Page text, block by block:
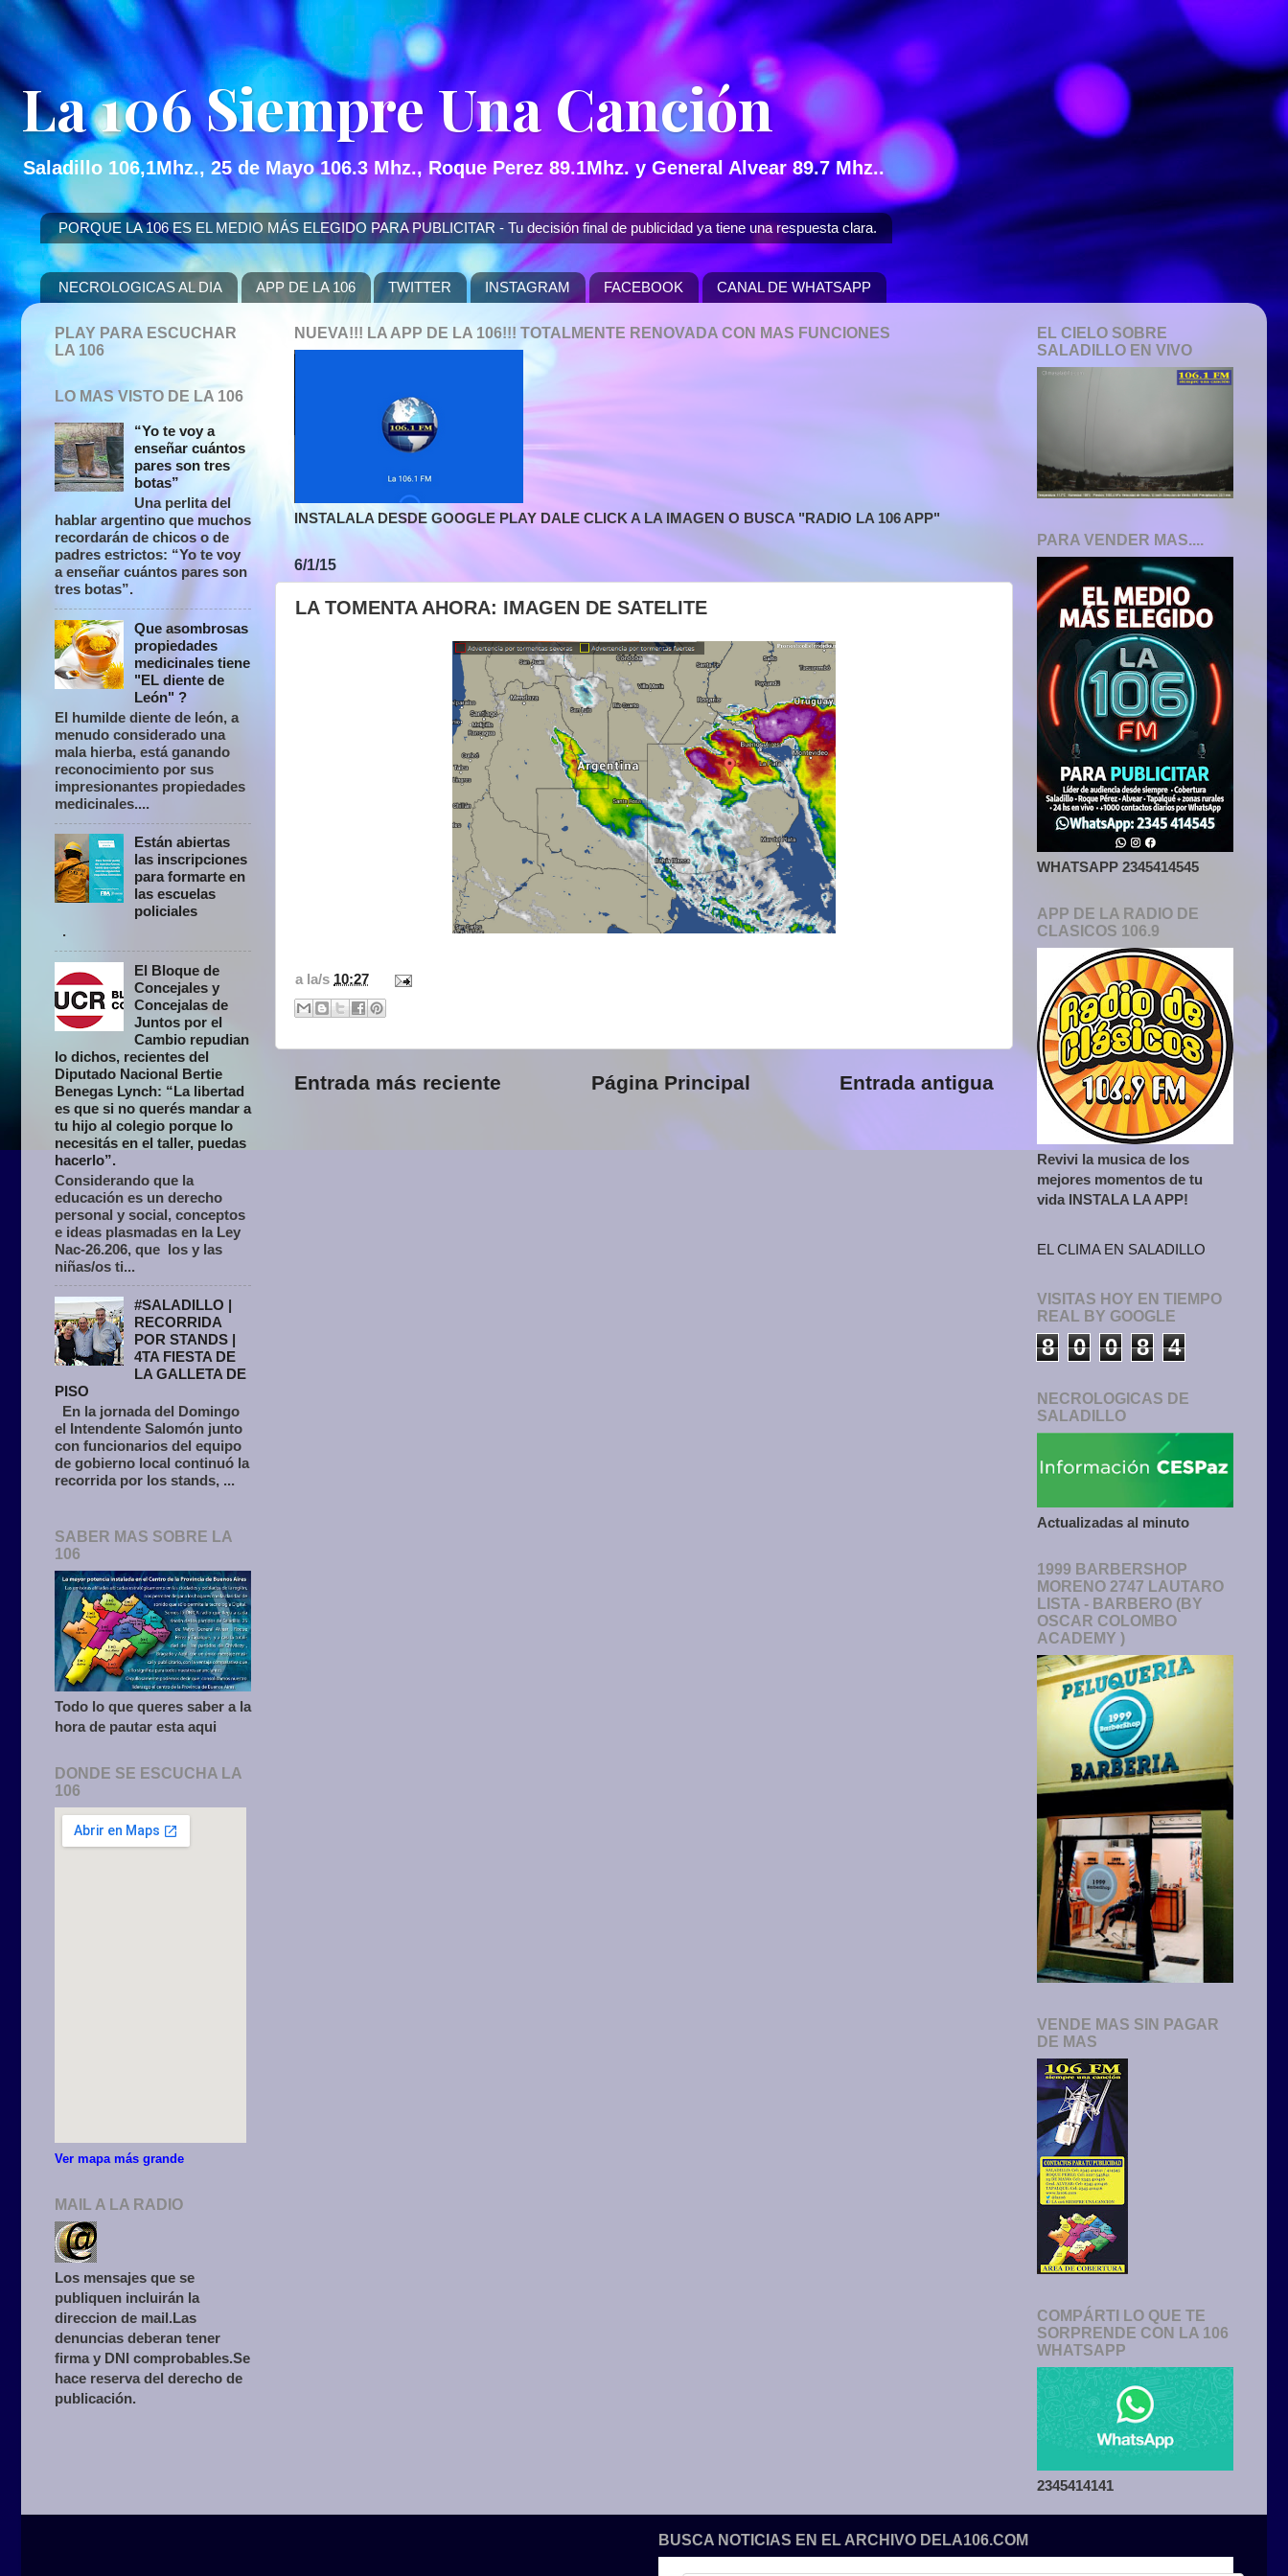
La 106 Siempre Una Canción
Saladillo 106,1Mhz., 25 de Mayo 106.3 Mhz., Roque Perez 89.1Mhz. y General Alvear 89.7 Mhz..
PORQUE LA 106 ES EL MEDIO MÁS ELEGIDO PARA PUBLICITAR - Tu decisión final de publicidad ya tiene una respuesta clara.
NECROLOGICAS AL DIA APP DE LA 106 TWITTER INSTAGRAM FACEBOOK CANAL DE WHATSAPP
NUEVA!!! LA APP DE LA 106!!! TOTALMENTE RENOVADA CON MAS FUNCIONES
INSTALALA DESDE GOOGLE PLAY DALE CLICK A LA IMAGEN O BUSCA "RADIO LA 106 APP"
6/1/15
LA TOMENTA AHORA: IMAGEN DE SATELITE
a la/s 10:27
Entrada más reciente Entrada antigua
Página Principal
PLAY PARA ESCUCHAR
LA 106
LO MAS VISTO DE LA 106
“Yo te voy a
enseñar cuántos
pares son tres
botas”
Una perlita del
hablar argentino que muchos
recordarán de chicos o de
padres estrictos: “Yo te voy
a enseñar cuántos pares son
tres botas”.
Que asombrosas
propiedades
medicinales tiene
"EL diente de
León" ?
El humilde diente de león, a
menudo considerado una
mala hierba, está ganando
reconocimiento por sus
impresionantes propiedades
medicinales....
Están abiertas
las inscripciones
para formarte en
las escuelas
policiales
.
El Bloque de
Concejales y
Concejalas de
Juntos por el
Cambio repudian
lo dichos, recientes del
Diputado Nacional Bertie
Benegas Lynch: “La libertad
es que si no querés mandar a
tu hijo al colegio porque lo
necesitás en el taller, puedas
hacerlo”.
Considerando que la
educación es un derecho
personal y social, conceptos
e ideas plasmadas en la Ley
Nac-26.206, que los y las
niñas/os ti...
#SALADILLO |
RECORRIDA
POR STANDS |
4TA FIESTA DE
LA GALLETA DE
PISO
En la jornada del Domingo
el Intendente Salomón junto
con funcionarios del equipo
de gobierno local continuó la
recorrida por los stands, ...
SABER MAS SOBRE LA
106
Todo lo que queres saber a la
hora de pautar esta aqui
DONDE SE ESCUCHA LA
106
Ver mapa más grande
MAIL A LA RADIO
Los mensajes que se
publiquen incluirán la
direccion de mail.Las
denuncias deberan tener
firma y DNI comprobables.Se
hace reserva del derecho de
publicación.
EL CIELO SOBRE
SALADILLO EN VIVO
PARA VENDER MAS....
WHATSAPP 2345414545
APP DE LA RADIO DE
CLASICOS 106.9
Revivi la musica de los
mejores momentos de tu
vida INSTALA LA APP!
EL CLIMA EN SALADILLO
VISITAS HOY EN TIEMPO
REAL BY GOOGLE
8 0 0 8 4
NECROLOGICAS DE
SALADILLO
Actualizadas al minuto
1999 BARBERSHOP
MORENO 2747 LAUTARO
LISTA - BARBERO (BY
OSCAR COLOMBO
ACADEMY )
VENDE MAS SIN PAGAR
DE MAS
COMPÁRTI LO QUE TE
SORPRENDE CON LA 106
WHATSAPP
2345414141
BUSCA NOTICIAS EN EL ARCHIVO DELA106.COM